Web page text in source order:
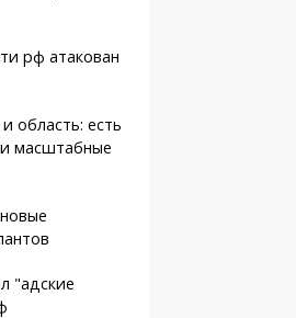
рф атакован
область: есть
масштабные
"адские